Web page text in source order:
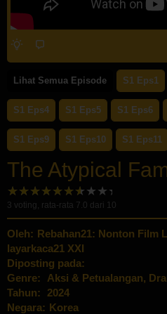
Lihat Semua Episode S1 Eps1
S1 Eps4 S1 Eps5 S1 Eps6
S1 Eps9 S1 Eps10 S1 Eps11
The Atypical
3 voting, rata-rata 7.0 dari 10
Oleh: Rebahan21: Nonton Film
layarkaca21 XXI
Diposting pada:
Genre:
Aksi & Petualangan,
Tahun:
2024
Negara: Korea